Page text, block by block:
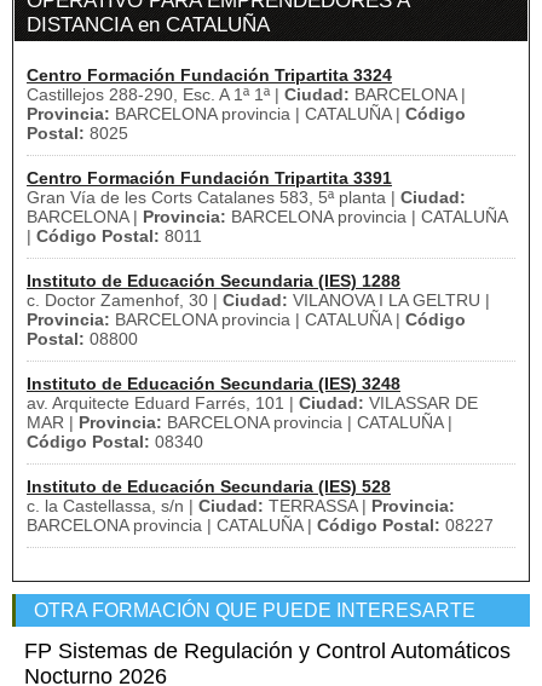
DISTANCIA en CATALUÑA
Centro Formación Fundación Tripartita 3324
Castillejos 288-290, Esc. A 1ª 1ª | Ciudad: BARCELONA |
Provincia: BARCELONA provincia | CATALUÑA | Código
Postal: 8025
Centro Formación Fundación Tripartita 3391
Gran Vía de les Corts Catalanes 583, 5ª planta | Ciudad:
BARCELONA | Provincia: BARCELONA provincia | CATALUÑA
| Código Postal: 8011
Instituto de Educación Secundaria (IES) 1288
c. Doctor Zamenhof, 30 | Ciudad: VILANOVA I LA GELTRU |
Provincia: BARCELONA provincia | CATALUÑA | Código
Postal: 08800
Instituto de Educación Secundaria (IES) 3248
av. Arquitecte Eduard Farrés, 101 | Ciudad: VILASSAR DE
MAR | Provincia: BARCELONA provincia | CATALUÑA |
Código Postal: 08340
Instituto de Educación Secundaria (IES) 528
c. la Castellassa, s/n | Ciudad: TERRASSA | Provincia:
BARCELONA provincia | CATALUÑA | Código Postal: 08227
OTRA FORMACIÓN QUE PUEDE INTERESARTE
FP Sistemas de Regulación y Control Automáticos
Nocturno 2026